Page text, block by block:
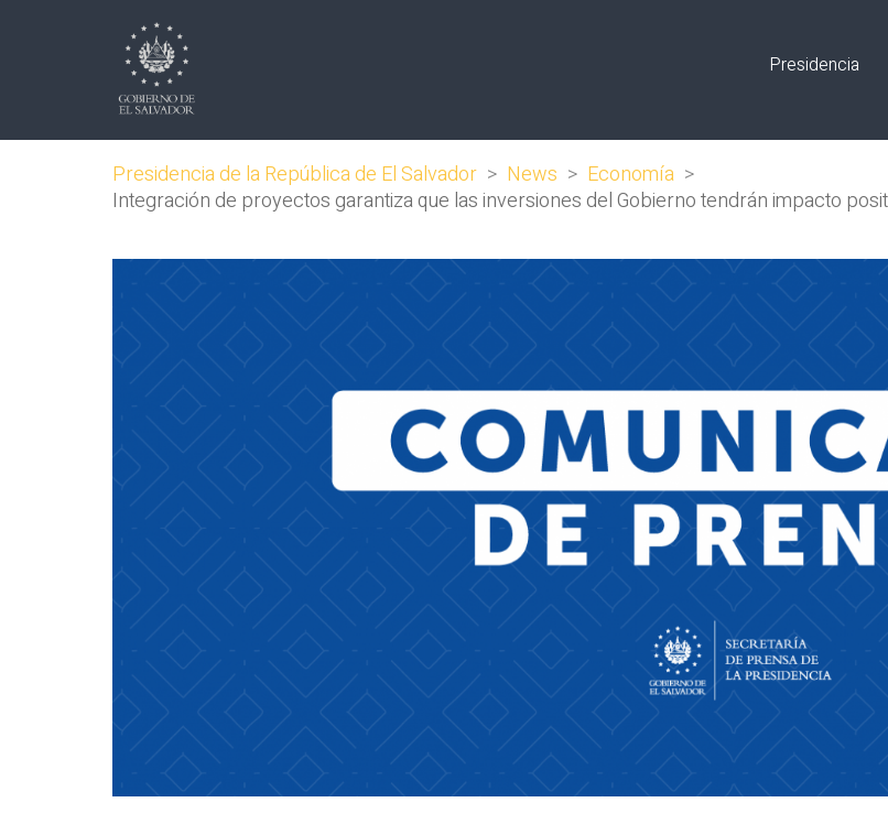
Presidencia
Presidencia de la República de El Salvador > News > Economía >
Integración de proyectos garantiza que las inversiones del Gobierno tendrán impacto